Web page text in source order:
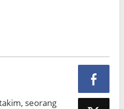
seorang